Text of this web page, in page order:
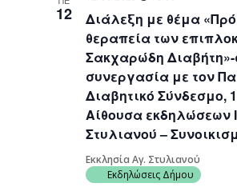
12
Διάλεξη με θέμα
θεραπεία των
Σακχαρώδη Διαβήτη»-
συνεργασία με τον
Διαβητικό Σύνδεσμο,
Αίθουσα εκδηλώσεων
Στυλιανού –
Εκκλησία Αγ. Στυλιανού
Εκδηλώσεις Δήμου